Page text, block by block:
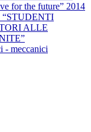
for the future” 2014
“STUDENTI
ALLE
- meccanici